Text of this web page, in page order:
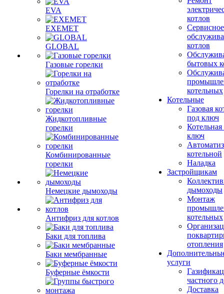
EVA
EXEMET
GLOBAL
Газовые горелки
Горелки на отработке
Жидкотопливные
горелки
Комбинированные
горелки
Немецкие дымоходы
Антифриз для котлов
Баки для топлива
Баки мембранные
Буферные ёмкости
котлов
Сервисное
котлов
бытовых
котельных
Котельные
Газовая
под ключ
ключ
котельной
Наладка
Застройщикам
дымоходы
Монтаж
котельных
отопления
услуги
частного
Доставка